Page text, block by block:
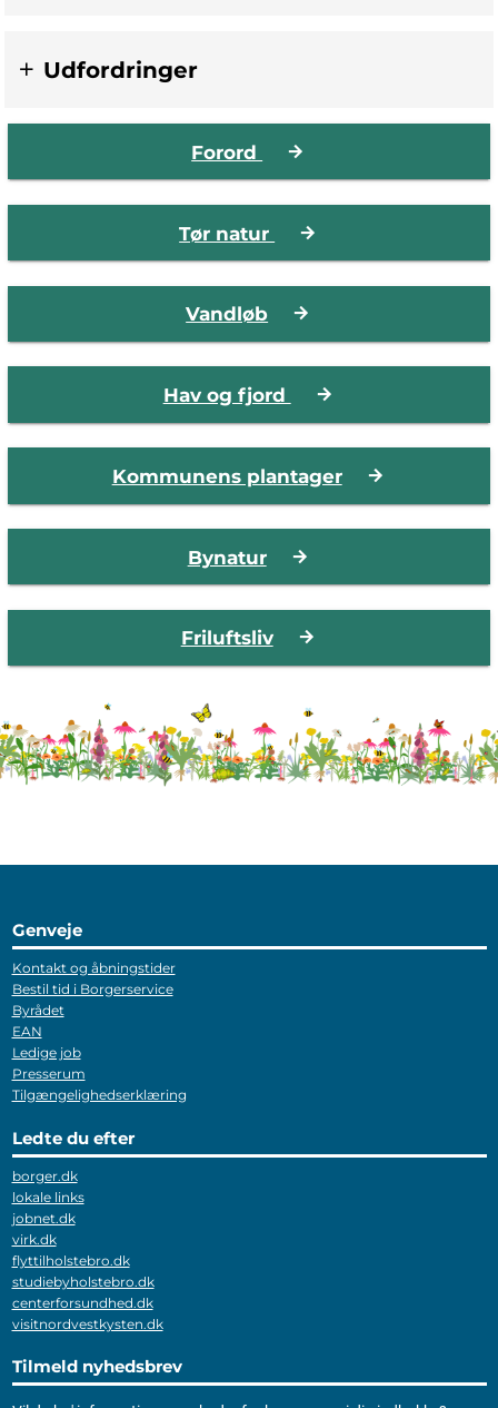
Udfordringer
Forord
Tør natur
Vandløb
Hav og fjord
Kommunens plantager
Bynatur
Friluftsliv
Genveje
Kontakt og åbningstider
Bestil tid i Borgerservice
Byrådet
EAN
Ledige job
Presserum
Tilgængelighedserklæring
Ledte du efter
borger.dk
lokale links
jobnet.dk
virk.dk
flyttilholstebro.dk
studiebyholstebro.dk
centerforsundhed.dk
visitnordvestkysten.dk
Tilmeld nyhedsbrev